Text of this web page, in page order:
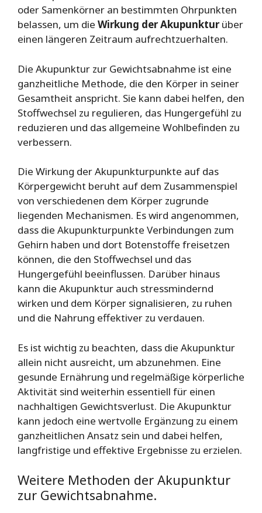
oder Samenkörner an bestimmten Ohrpunkten
belassen, um die Wirkung der Akupunkturüber
einen längeren Zeitraum aufrechtzuerhalten.
Die Akupunktur zur Gewichtsabnahme ist eine
ganzheitliche Methode, die den Körper in seiner
Gesamtheit anspricht. Sie kann dabei helfen, den
Stoffwechsel zu regulieren, das Hungergefühl zu
reduzieren und das allgemeine Wohlbefinden zu
verbessern.
Die Wirkung der Akupunkturpunkte auf das
Körpergewicht beruht auf dem Zusammenspiel
von verschiedenen dem Körper zugrunde
liegenden Mechanismen. Es wird angenommen,
dass die Akupunkturpunkte Verbindungen zum
Gehirn haben und dort Botenstoffe freisetzen
können, die den Stoffwechsel und das
Hungergefühl beeinflussen. Darüber hinaus
kann die Akupunktur auch stressmindernd
wirken und dem Körper signalisieren, zu ruhen
und die Nahrung effektiver zu verdauen.
Es ist wichtig zu beachten, dass die Akupunktur
allein nicht ausreicht, um abzunehmen. Eine
gesunde Ernährung und regelmäßige körperliche
Aktivität sind weiterhin essentiell für einen
nachhaltigen Gewichtsverlust. Die Akupunktur
kann jedoch eine wertvolle Ergänzung zu einem
ganzheitlichen Ansatz sein und dabei helfen,
langfristige und effektive Ergebnisse zu erzielen.
Weitere Methoden der Akupunktur
zur Gewichtsabnahme.